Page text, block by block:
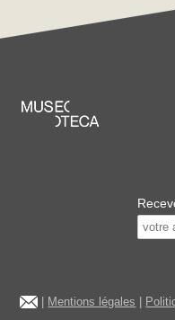
Mentions légales